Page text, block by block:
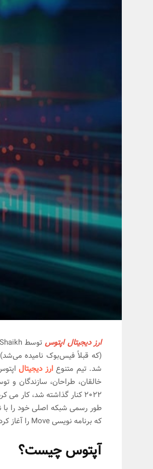
ارز دیجیتال اپتوس
(که قبلاً فیس‌بوک نامیده
شد. تیم متنوعارز دیجیتال
2022 کنار گذاشته شد، کار
که برنامه نویسی Move را آغاز کرد.
آپتوس چیست؟